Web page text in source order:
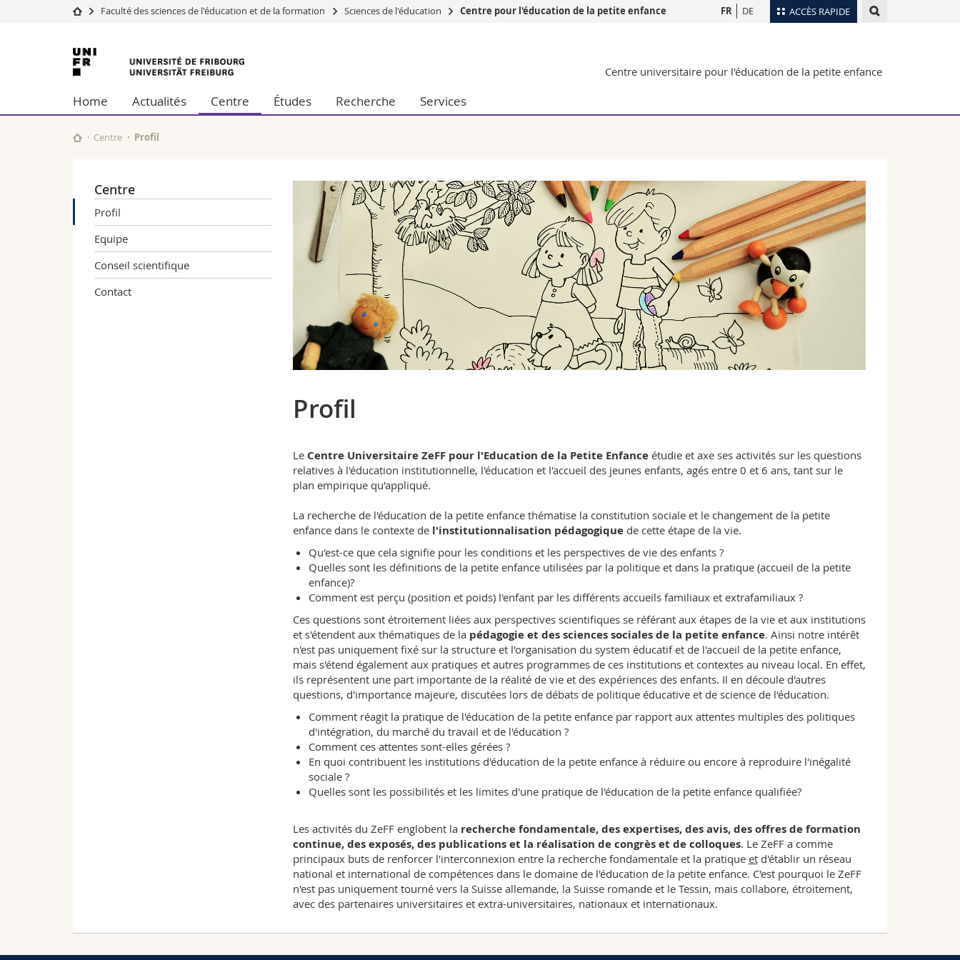
ACCÈS RAPIDE
Université
Recherche
Université
Formation continue
Sciences économiques et sociales et management
Lettres et sciences humaines
Futurs étudiants
Chercheurs
Plan d'accès
Webmail
FR DE
Faculté des sciences de l'éducation et de la formation Sciences de l'éducation Centre pour l'éducation de la petite enfance
Université
de
Fribourg
Centre universitaire pour l'éducation de la petite enfance
Home Actualités Centre Études Recherche Services
Centre Profil
Centre
Profil
Equipe
Conseil scientifique
Contact
Profil
Le Centre Universitaire ZeFF pour l'Education de la Petite Enfanceétudie et axe ses activités sur les questions
relatives à l'éducation institutionnelle, l'éducation et l'accueil des jeunes enfants, agés entre 0 et 6 ans, tant sur le
plan empirique qu'appliqué.
La recherche de l'éducation de la petite enfance thématise la constitution sociale et le changement de la petite
enfance dans le contexte de l'institutionnalisation pédagogiquede cette étape de la vie.
Qu'est-ce que cela signifie pour les conditions et les perspectives de vie des enfants ?
Quelles sont les définitions de la petite enfance utilisées par la politique et dans la pratique (accueil de la petite
enfance)?
Comment est perçu (position et poids) l'enfant par les différents accueils familiaux et extrafamiliaux ?
Ces questions sont étroitement liées aux perspectives scientifiques se référant aux étapes de la vie et aux institutions
et s'étendent aux thématiques de la pédagogie et des sciences sociales de la petite enfance. Ainsi notre intérêt
n'est pas uniquement fixé sur la structure et l'organisation du system éducatif et de l'accueil de la petite enfance,
mais s'étend également aux pratiques et autres programmes de ces institutions et contextes au niveau local. En effet,
ils représentent une part importante de la réalité de vie et des expériences des enfants. Il en découle d'autres
questions, d'importance majeure, discutées lors de débats de politique éducative et de science de l'éducation.
Comment réagit la pratique de l'éducation de la petite enfance par rapport aux attentes multiples des politiques
d'intégration, du marché du travail et de l'éducation ?
Comment ces attentes sont-elles gérées ?
En quoi contribuent les institutions d'éducation de la petite enfance à réduire ou encore à reproduire l'inégalité
sociale ?
Quelles sont les possibilités et les limites d'une pratique de l'éducation de la petite enfance qualifiée?
Les activités du ZeFF englobent la recherche fondamentale, des expertises, des avis, des offres de formation
continue, des exposés, des publications et la réalisation de congrès et de colloques. Le ZeFF a comme
principaux buts de renforcer l'interconnexion entre la recherche fondamentale et la pratique etd'établir un réseau
national et international de compétences dans le domaine de l'éducation de la petite enfance. C'est pourquoi le ZeFF
n'est pas uniquement tourné vers la Suisse allemande, la Suisse romande et le Tessin, mais collabore, étroitement,
avec des partenaires universitaires et extra-universitaires, nationaux et internationaux.